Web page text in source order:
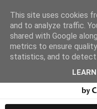
This site uses cookies
and to analyze traffic.
shared with Google
metrics to ensure
statistics, and to detect